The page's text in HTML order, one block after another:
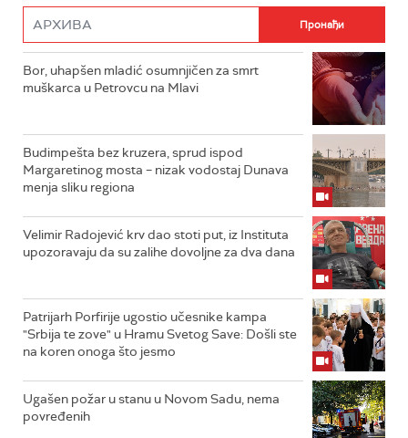
Bor, uhapšen mladić osumnjičen za smrt
muškarca u Petrovcu na Mlavi
Budimpešta bez kruzera, sprud ispod
Margaretinog mosta – nizak vodostaj Dunava
menja sliku regiona
Velimir Radojević krv dao stoti put, iz Instituta
upozoravaju da su zalihe dovoljne za dva dana
Patrijarh Porfirije ugostio učesnike kampa
"Srbija te zove" u Hramu Svetog Save: Došli ste
na koren onoga što jesmo
Ugašen požar u stanu u Novom Sadu, nema
povređenih